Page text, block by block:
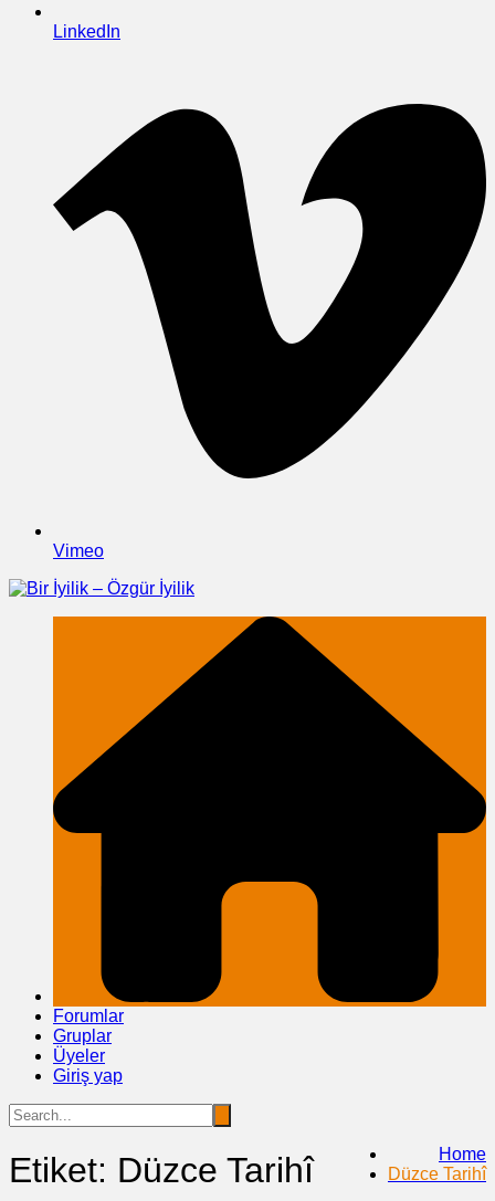
LinkedIn
Vimeo
Forumlar
Gruplar
Üyeler
Giriş yap
Etiket: Düzce Tarihî
Home
Düzce Tarihî